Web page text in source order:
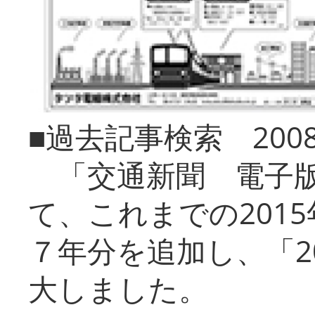
■過去記事検索
「交通新聞 電子
て、これまでの
７年分を追加し、「
大しまし